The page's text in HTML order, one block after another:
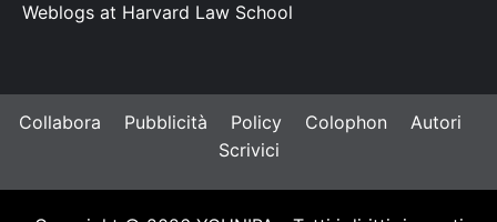
Weblogs at Harvard Law School
Collabora Pubblicità Policy Colophon
Autori
Scrivici